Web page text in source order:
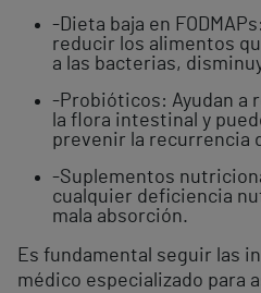
-Dieta baja en
reducir los alimentos
a las bacterias,
-Probióticos: Ayudan a
la flora intestinal y
prevenir la recurrencia
-Suplementos
cualquier deficiencia
mala absorción.
Es fundamental seguir las
médico especializado para